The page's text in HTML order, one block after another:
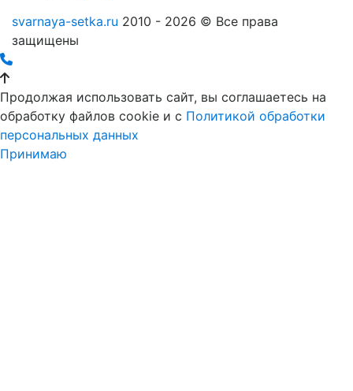
svarnaya-setka.ru 2010 - 2026 © Все права
защищены
Продолжая использовать сайт, вы соглашаетесь на
обработку файлов cookie и c Политикой обработки
персональных данных
Принимаю